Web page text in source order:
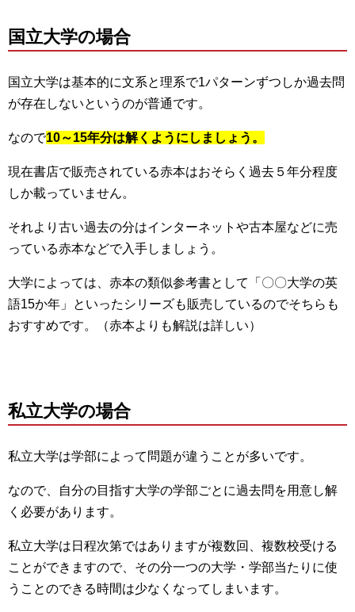
国立大学の場合
国立大学は基本的に文系と理系で1パターンずつしか過去問
が存在しないというのが普通です。
なので10～15年分は解くようにしましょう。
現在書店で販売されている赤本はおそらく過去５年分程度
しか載っていません。
それより古い過去の分はインターネットや古本屋などに売
っている赤本などで入手しましょう。
大学によっては、赤本の類似参考書として「〇〇大学の英
語15か年」といったシリーズも販売しているのでそちらも
おすすめです。（赤本よりも解説は詳しい）
私立大学の場合
私立大学は学部によって問題が違うことが多いです。
なので、自分の目指す大学の学部ごとに過去問を用意し解
く必要があります。
私立大学は日程次第ではありますが複数回、複数校受ける
ことができますので、その分一つの大学・学部当たりに使
うことのできる時間は少なくなってしまいます。